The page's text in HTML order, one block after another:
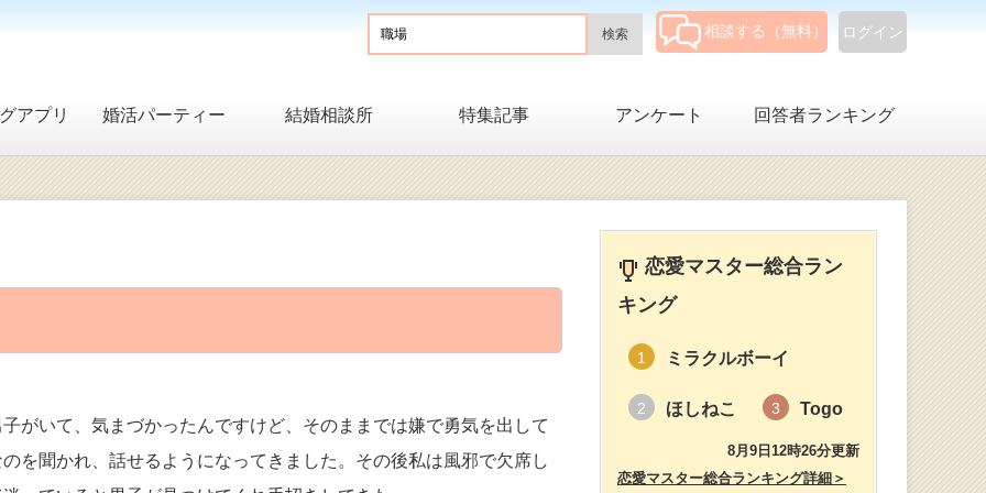
ログイン
相談する（無料）
アプリ 婚活パーティー 結婚相談所 特集記事 アンケート 回答者ランキング
がいて、気まづかったんですけど、そのままでは嫌で勇気を出して
を聞かれ、話せるようになってきました。その後私は風邪で欠席し
恋愛マスター総合ラン
キング
1 ミラクルボーイ
2 ほしねこ 3 Togo
8月9日12時26分更新
恋愛マスター総合ランキング詳細＞